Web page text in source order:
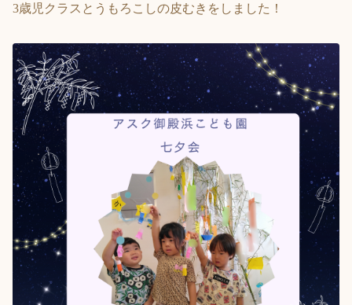
3歳児クラスとうもろこしの皮むきをしました！